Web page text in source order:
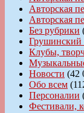
Авторская
Авторская
Без рубрики
Грушинский
Клубы,
Новости (42
Обо всем
Персоналии
Фестивали,